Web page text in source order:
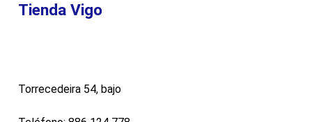
Tienda Vigo
Torrecedeira 54, bajo